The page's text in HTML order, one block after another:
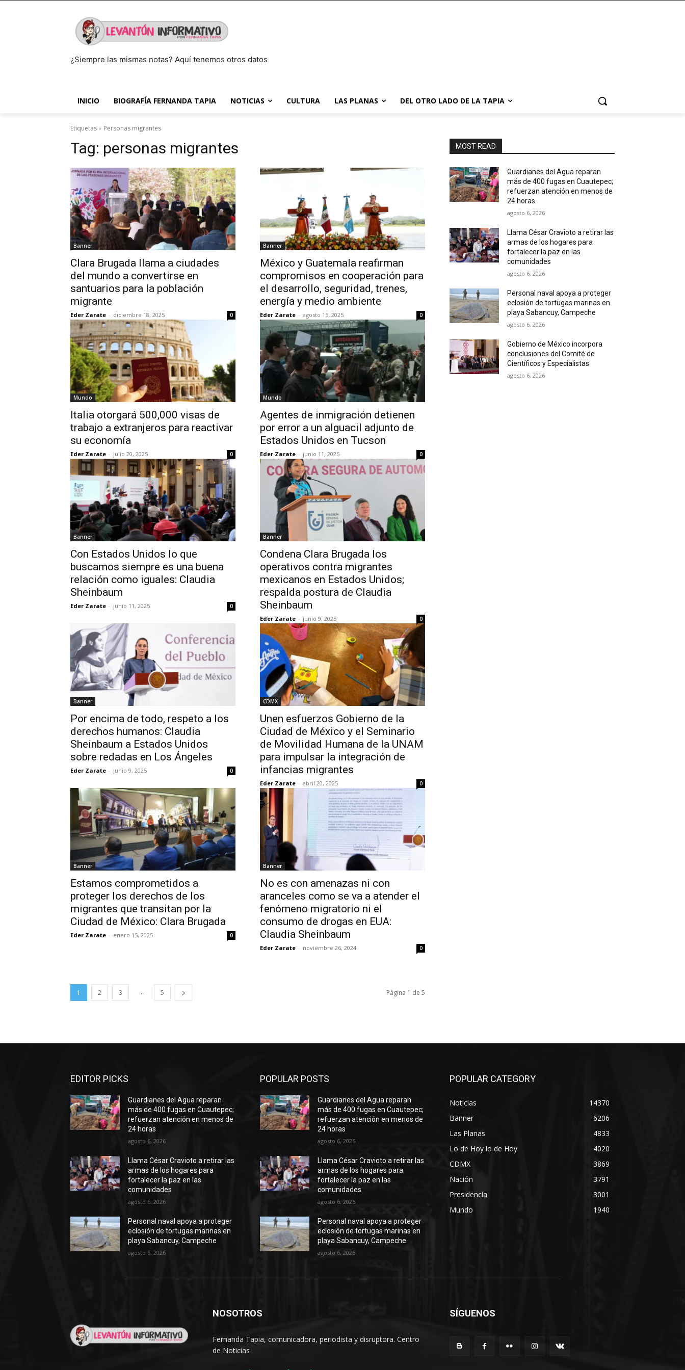
¿Siempre las mismas notas? Aquí tenemos otros datos
INICIO BIOGRAFÍA FERNANDA TAPIA NOTICIAS CULTURA LAS PLANAS DEL OTRO LADO DE LA TAPIA
Etiquetas Personas migrantes
Tag: personas migrantes
Banner
Clara Brugada llama a ciudades
del mundo a convertirse en
santuarios para la población
migrante
Eder Zarate - diciembre 18, 2025 0
Banner
México y Guatemala reafirman
compromisos en cooperación para
el desarrollo, seguridad, trenes,
energía y medio ambiente
Eder Zarate - agosto 15, 2025 0
Mundo
Italia otorgará 500,000 visas de
trabajo a extranjeros para reactivar
su economía
Eder Zarate - julio 20, 2025 0
Mundo
Agentes de inmigración detienen
por error a un alguacil adjunto de
Estados Unidos en Tucson
Eder Zarate - junio 11, 2025 0
Banner
Con Estados Unidos lo que
buscamos siempre es una buena
relación como iguales: Claudia
Sheinbaum
Eder Zarate - junio 11, 2025 0
Banner
Condena Clara Brugada los
operativos contra migrantes
mexicanos en Estados Unidos;
respalda postura de Claudia
Sheinbaum
Eder Zarate - junio 9, 2025 0
Banner
Por encima de todo, respeto a los
derechos humanos: Claudia
Sheinbaum a Estados Unidos
sobre redadas en Los Ángeles
Eder Zarate - junio 9, 2025 0
CDMX
Unen esfuerzos Gobierno de la
Ciudad de México y el Seminario
de Movilidad Humana de la UNAM
para impulsar la integración de
infancias migrantes
Eder Zarate - abril 20, 2025 0
Banner
Estamos comprometidos a
proteger los derechos de los
migrantes que transitan por la
Ciudad de México: Clara Brugada
Eder Zarate - enero 15, 2025 0
Banner
No es con amenazas ni con
aranceles como se va a atender el
fenómeno migratorio ni el
consumo de drogas en EUA:
Claudia Sheinbaum
Eder Zarate - noviembre 26, 2024 0
1 2 3 ... 5 Página 1 de 5
MOST READ
Guardianes del Agua reparan
más de 400 fugas en Cuautepec;
refuerzan atención en menos de
24 horas
agosto 6, 2026
Llama César Cravioto a retirar las
armas de los hogares para
fortalecer la paz en las
comunidades
agosto 6, 2026
Personal naval apoya a proteger
eclosión de tortugas marinas en
playa Sabancuy, Campeche
agosto 6, 2026
Gobierno de México incorpora
conclusiones del Comité de
Científicos y Especialistas
agosto 6, 2026
EDITOR PICKS
Guardianes del Agua reparan
más de 400 fugas en Cuautepec;
refuerzan atención en menos de
24 horas
agosto 6, 2026
Llama César Cravioto a retirar las
armas de los hogares para
fortalecer la paz en las
comunidades
agosto 6, 2026
Personal naval apoya a proteger
eclosión de tortugas marinas en
playa Sabancuy, Campeche
agosto 6, 2026
POPULAR POSTS
Guardianes del Agua reparan
más de 400 fugas en Cuautepec;
refuerzan atención en menos de
24 horas
agosto 6, 2026
Llama César Cravioto a retirar las
armas de los hogares para
fortalecer la paz en las
comunidades
agosto 6, 2026
Personal naval apoya a proteger
eclosión de tortugas marinas en
playa Sabancuy, Campeche
agosto 6, 2026
POPULAR CATEGORY
Noticias
14370
Banner
6206
Las Planas
4833
Lo de Hoy lo de Hoy
4020
CDMX
3869
Nación
3791
Presidencia
3001
Mundo
1940
NOSOTROS
Fernanda Tapia, comunicadora, periodista y disruptora. Centro
de Noticias
SÍGUENOS